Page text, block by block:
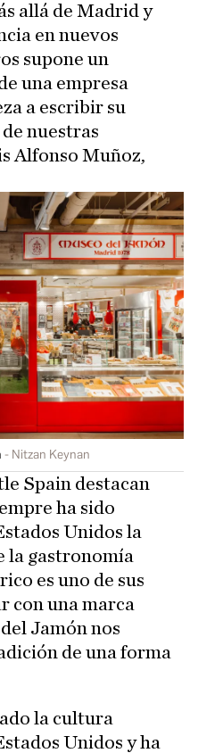
allá de Madrid y
en nuevos
supone un
una empresa
a escribir su
nuestras
Alfonso Muñoz,
Nitzan Keynan
Spain destacan
ha sido
Unidos la
la gastronomía
es uno de sus
con una marca
Jamón nos
de una forma
la cultura
Unidos y ha